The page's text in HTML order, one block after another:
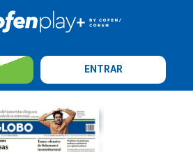
ENTRAR